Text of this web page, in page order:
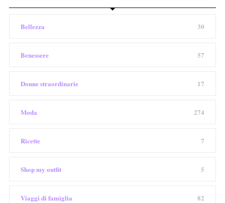
Bellezza 30
Benessere 57
Donne straordinarie 17
Moda 274
Ricette 7
Shop my outfit 5
Viaggi di famiglia 82